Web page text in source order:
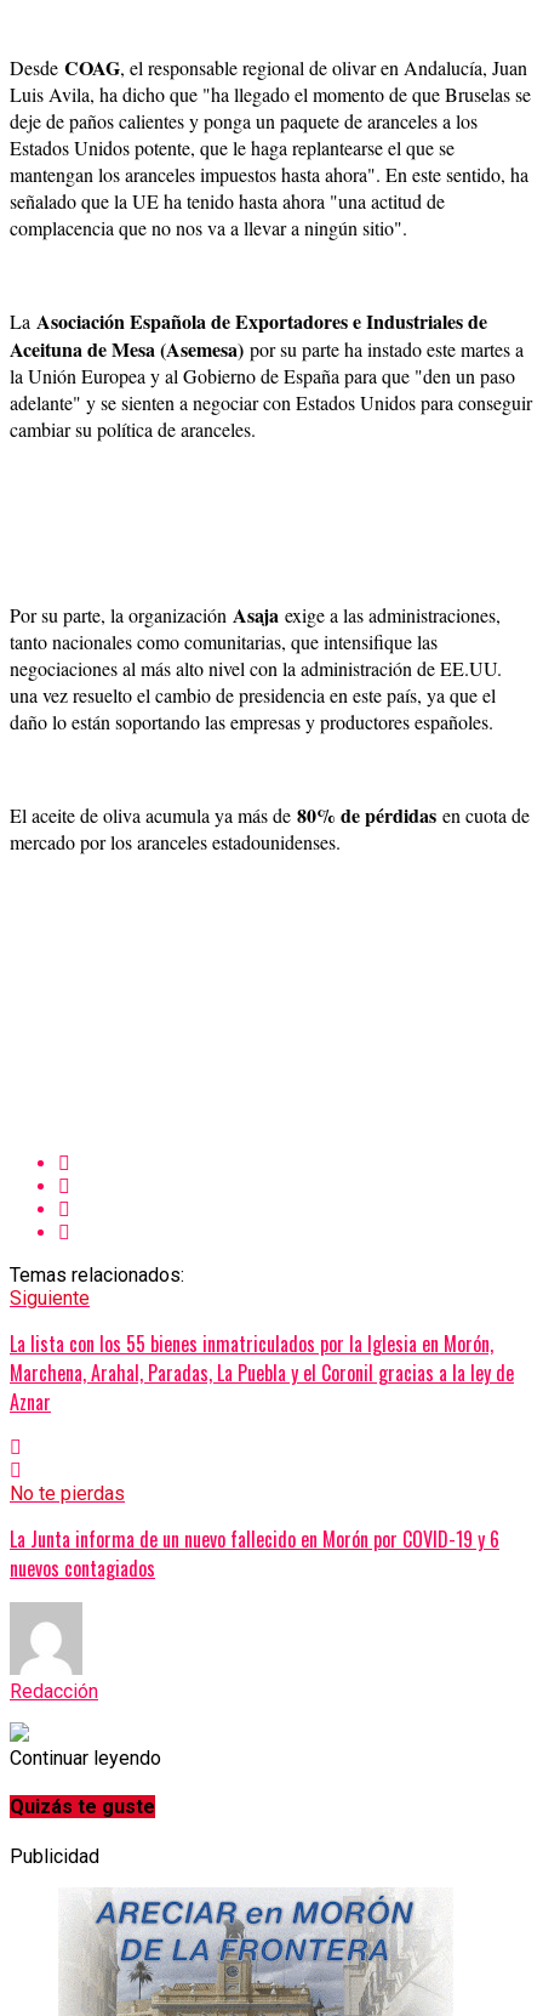
Desde COAG, el responsable regional de olivar en Andalucía, Juan
Luis Avila, ha dicho que "ha llegado el momento de que Bruselas se
deje de paños calientes y ponga un paquete de aranceles a los
Estados Unidos potente, que le haga replantearse el que se
mantengan los aranceles impuestos hasta ahora". En este sentido, ha
señalado que la UE ha tenido hasta ahora "una actitud de
complacencia que no nos va a llevar a ningún sitio".
La Asociación Española de Exportadores e Industriales de
Aceituna de Mesa (Asemesa) por su parte ha instado este martes a
la Unión Europea y al Gobierno de España para que "den un paso
adelante" y se sienten a negociar con Estados Unidos para conseguir
cambiar su política de aranceles.
Por su parte, la organización Asaja exige a las administraciones,
tanto nacionales como comunitarias, que intensifique las
negociaciones al más alto nivel con la administración de EE.UU.
una vez resuelto el cambio de presidencia en este país, ya que el
daño lo están soportando las empresas y productores españoles.
El aceite de oliva acumula ya más de 80% de pérdidas en cuota de
mercado por los aranceles estadounidenses.
Temas relacionados:
Siguiente
La lista con los 55 bienes inmatriculados por la Iglesia en Morón,
Marchena, Arahal, Paradas, La Puebla y el Coronil gracias a la ley de
Aznar
No te pierdas
La Junta informa de un nuevo fallecido en Morón por COVID-19 y 6
nuevos contagiados
Redacción
Continuar leyendo
Quizás te guste
Publicidad